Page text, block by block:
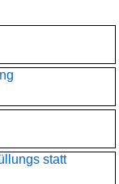
statt